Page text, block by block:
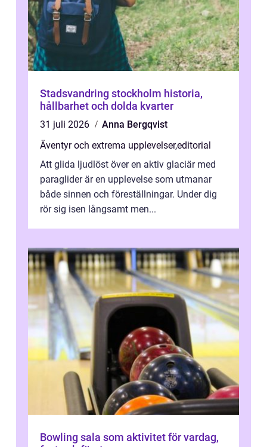
Stadsvandring stockholm historia,
hållbarhet och dolda kvarter
31 juli 2026
Anna Bergqvist
Äventyr och extrema upplevelser,editorial
Att glida ljudlöst över en aktiv glaciär med
paraglider är en upplevelse som utmanar
både sinnen och föreställningar. Under dig
rör sig isen långsamt men...
Bowling sala som aktivitet för vardag,